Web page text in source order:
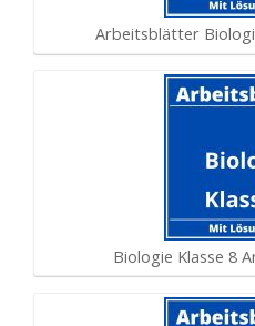
Arbeitsblätter
Biologie Klasse 8